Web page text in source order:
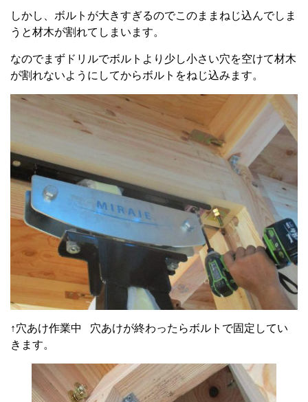
しかし、ボルトが大きすぎるのでこのままねじ込んでしま
うと材木が割れてしまいます。
なのでまずドリルでボルトより少し小さい穴を空けて材木
が割れないようにしてからボルトをねじ込みます。
↑穴あけ作業中 穴あけが終わったらボルトで固定してい
きます。